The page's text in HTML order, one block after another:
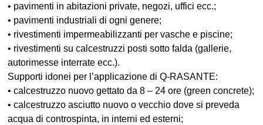
• pavimenti in abitazioni private, negozi, uffici ecc.;
• pavimenti industriali di ogni genere;
• rivestimenti impermeabilizzanti per vasche e piscine;
• rivestimenti su calcestruzzi posti sotto falda (gallerie,
autorimesse interrate ecc.).
Supporti idonei per l’applicazione di Q-RASANTE:
• calcestruzzo nuovo gettato da 8 – 24 ore (green concrete);
• calcestruzzo asciutto nuovo o vecchio dove si preveda
acqua di controspinta, in interni ed esterni;